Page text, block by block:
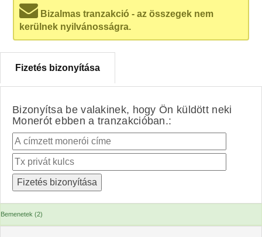
Bizalmas tranzakció - az összegek nem
kerülnek nyilvánosságra.
Fizetés bizonyítása
Bizonyítsa be valakinek, hogy Ön küldött neki
Monerót ebben a tranzakcióban.:
Bemenetek (2)